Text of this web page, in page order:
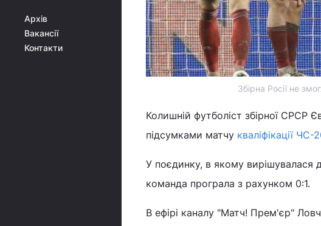
Архів
Вакансії
Контакти
Збірна Росії не
Колишній футболіст збірної СРСР
підсумками матчу кваліфікації ЧС-
У поєдинку, в якому вирішувалася
команда програла з рахунком 0:1.
В ефірі каналу "Матч! Прем'єр"